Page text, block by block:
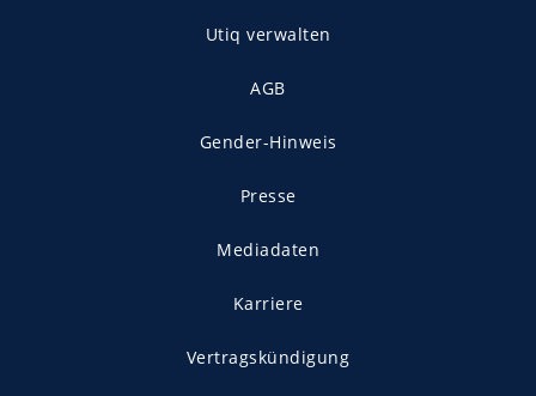
Utiq verwalten
AGB
Gender-Hinweis
Presse
Mediadaten
Karriere
Vertragskündigung